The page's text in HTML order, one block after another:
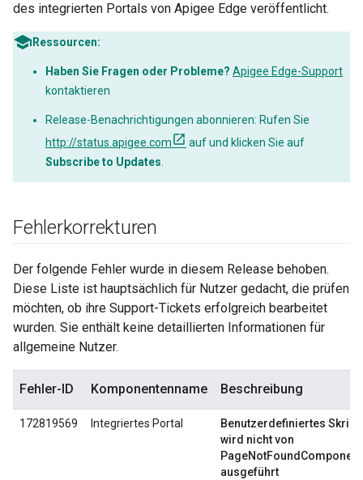
des integrierten Portals von Apigee Edge veröffentlicht.
Ressourcen:
Haben Sie Fragen oder Probleme? Apigee Edge-Support
kontaktieren
Release-Benachrichtigungen abonnieren: Rufen Sie
http://status.apigee.com
auf und klicken Sie auf
Subscribe to Updates
Fehlerkorrekturen
Der folgende Fehler wurde in diesem Release behoben.
Diese Liste ist hauptsächlich für Nutzer gedacht, die prüfen
möchten, ob ihre Support-Tickets erfolgreich bearbeitet
wurden. Sie enthält keine detaillierten Informationen für
allgemeine Nutzer.
Fehler-ID Komponentenname Beschreibung
172819569 Integriertes Portal
Benutzerdefiniertes Skript
wird nicht von
PageNotFoundComponent
ausgeführt